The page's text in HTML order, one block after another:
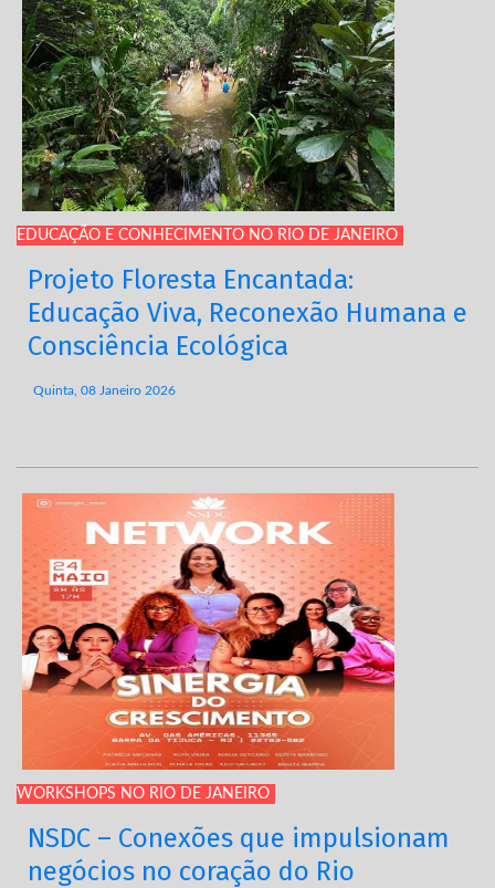
EDUCAÇÃO E CONHECIMENTO NO RIO DE JANEIRO
Projeto Floresta Encantada:
Educação Viva, Reconexão Humana e
Consciência Ecológica
Quinta, 08 Janeiro 2026
WORKSHOPS NO RIO DE JANEIRO
NSDC – Conexões que impulsionam
negócios no coração do Rio